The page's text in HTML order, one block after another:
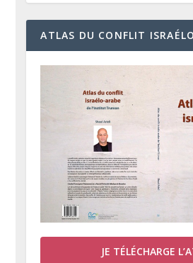
ATLAS DU CONFLIT
JE TÉLÉCHARGE